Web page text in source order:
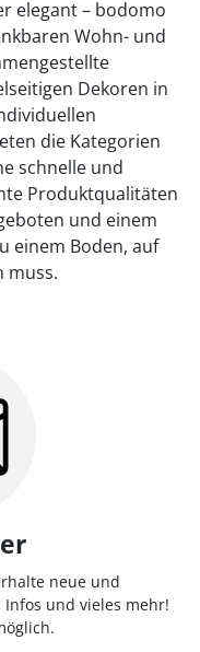
elegant – bodomo
Wohn- und
Dekoren in
die Kategorien
schnelle und
Produktqualitäten
und einem
einem Boden, auf
muss.
neue und
Infos und vieles mehr!